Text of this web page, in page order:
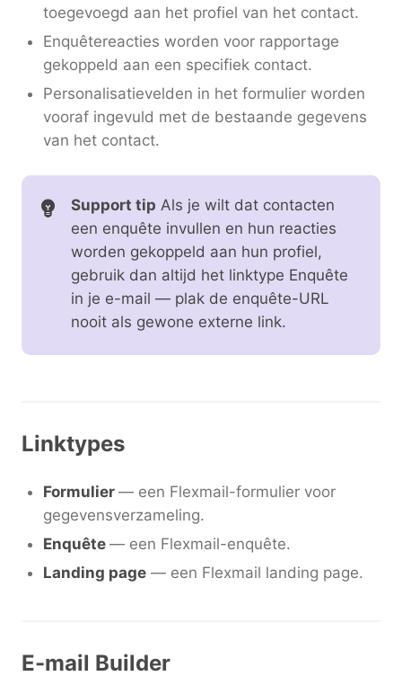
toegevoegd aan het profiel van het contact.
Enquêtereacties worden voor rapportage
gekoppeld aan een specifiek contact.
Personalisatievelden in het formulier worden
vooraf ingevuld met de bestaande gegevens
van het contact.
Support tip Als je wilt dat contacten
een enquête invullen en hun reacties
worden gekoppeld aan hun profiel,
gebruik dan altijd het linktype Enquête
in je e-mail — plak de enquête-URL
nooit als gewone externe link.
Linktypes
Formulier — een Flexmail-formulier voor
gegevensverzameling.
Enquête — een Flexmail-enquête.
Landing page — een Flexmail landing page.
E-mail Builder